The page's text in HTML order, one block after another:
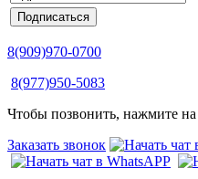
8(909)970-0700
8(977)950-5083
Чтобы позвонить, нажмите
Заказать звонок